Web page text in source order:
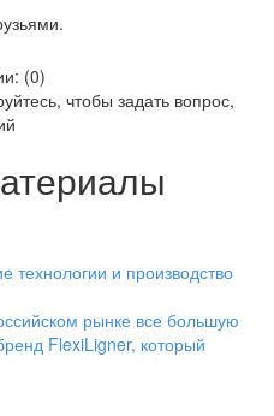
(0)
, чтобы задать вопрос,
технологии и производство
рынке все большую
FlexiLigner, который